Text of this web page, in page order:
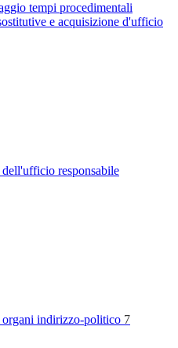
tempi procedimentali
e acquisizione d'ufficio
responsabile
indirizzo-politico 7